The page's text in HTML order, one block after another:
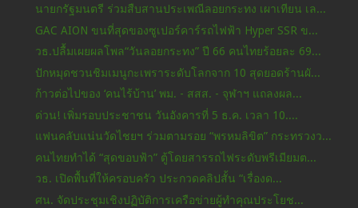
นายกรัฐมนตรี ร่วมสืบสานประเพณีลอยกระทง เผาเทียน เล...
GAC AION ขนที่สุดของซูเปอร์คาร์รถไฟฟ้า Hyper SSR ข...
วธ.ปลื้มเผยผลโพล“วันลอยกระทง” ปี 66 คนไทยร้อยละ 69...
ปักหมุดชวนชิมเมนูกะเพราระดับโลกจาก 10 สุดยอดร้านผั...
ก้าวต่อไปของ ‘คนไร้บ้าน’ พม. - สสส. - จุฬาฯ แถลงผล...
ด่วน! เพิ่มรอบประชาชน วันอังคารที่ 5 ธ.ค. เวลา 10....
แฟนคลับแน่นวัดไชยฯ ร่วมตามรอย “พรหมลิขิต” กระทรวงว...
คนไทยทำได้ “สุดขอบฟ้า” ตู้โดยสารรถไฟระดับพรีเมียมต...
วธ. เปิดพื้นที่ให้ครอบครัว ประกวดคลิปสั้น “เรื่องด...
ศน. จัดประชุมเชิงปฏิบัติการเครือข่ายผู้ทำคุณประโยช...